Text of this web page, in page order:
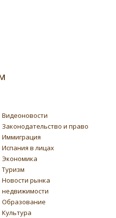
Видеоновости
Законодательство и право
Иммиграция
Испания в лицах
Экономика
Туризм
Новости рынка
недвижимости
Образование
Культура